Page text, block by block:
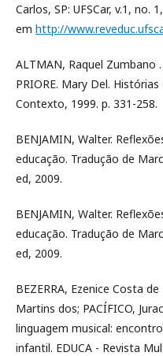
Carlos, SP: UFSCar, v.1, no.
em http://
ALTMAN, Raquel Zumbano
PRIORE. Mary Del.
Contexto, 1999. p. 331-258.
BENJAMIN, Walter.
educação. Tradução de
ed, 2009.
BENJAMIN, Walter.
educação. Tradução de
ed, 2009.
BEZERRA, Ezenice Costa
Martins dos; PACÍFICO,
linguagem musical:
infantil. EDUCA - Revista